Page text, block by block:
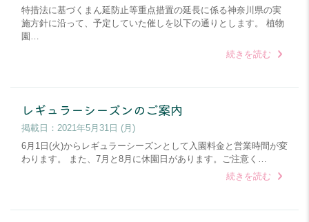
特措法に基づくまん延防止等重点措置の延長に係る神奈川県の実
施方針に沿って、予定していた催しを以下の通りとします。 植物
園…
続きを読む
レギュラーシーズンのご案内
掲載日： 2021年5月31日 (月)
6月1日(火)からレギュラーシーズンとして入園料金と営業時間が変
わります。 また、7月と8月に休園日があります。ご注意く…
続きを読む